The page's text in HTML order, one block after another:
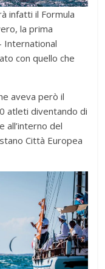
infatti il Formula
la prima
International
con quello che
aveva però il
atleti diventando di
all’interno del
Città Europea